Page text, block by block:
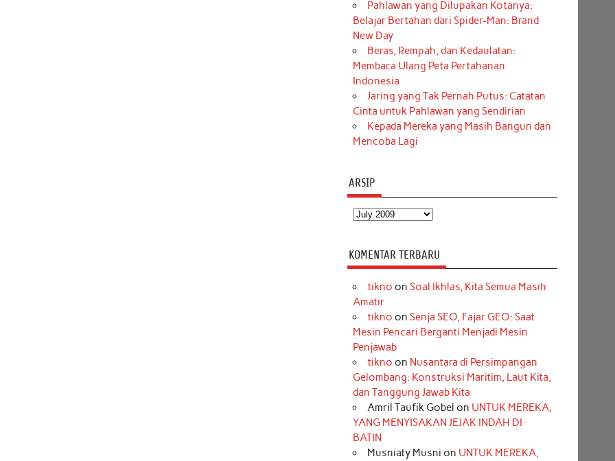
Pahlawan yang Dilupakan Kotanya:
Belajar Bertahan dari Spider-Man: Brand
New Day
Beras, Rempah, dan Kedaulatan:
Membaca Ulang Peta Pertahanan
Indonesia
Jaring yang Tak Pernah Putus: Catatan
Cinta untuk Pahlawan yang Sendirian
Kepada Mereka yang Masih Bangun dan
Mencoba Lagi
ARSIP
Arsip
KOMENTAR TERBARU
tikno on Soal Ikhlas, Kita Semua Masih
Amatir
tikno on Senja SEO, Fajar GEO: Saat
Mesin Pencari Berganti Menjadi Mesin
Penjawab
tikno on Nusantara di Persimpangan
Gelombang: Konstruksi Maritim, Laut Kita,
dan Tanggung Jawab Kita
Amril Taufik Gobel on UNTUK MEREKA,
YANG MENYISAKAN JEJAK INDAH DI
BATIN
Musniaty Musni on UNTUK MEREKA,